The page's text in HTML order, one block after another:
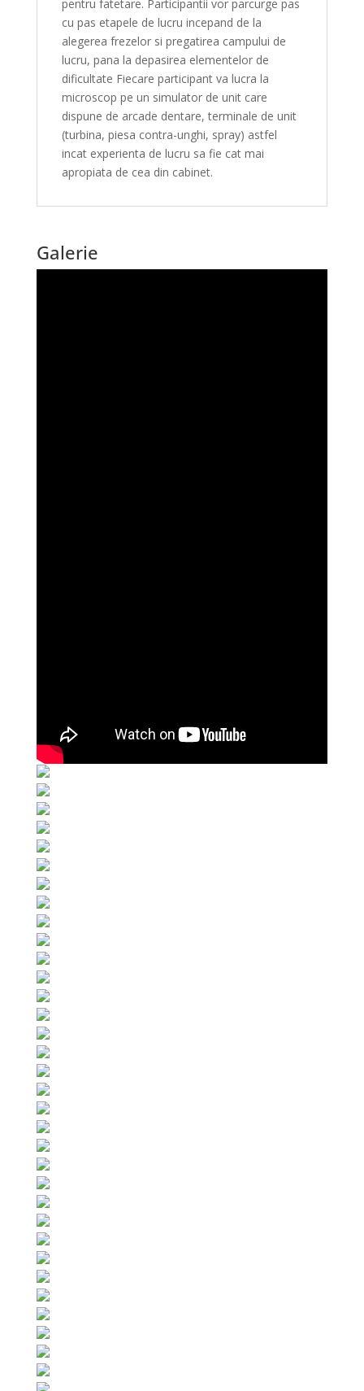
pentru fatetare. Participantii vor parcurge pas
cu pas etapele de lucru incepand de la
alegerea frezelor si pregatirea campului de
lucru, pana la depasirea elementelor de
dificultate Fiecare participant va lucra la
microscop pe un simulator de unit care
dispune de arcade dentare, terminale de unit
(turbina, piesa contra-unghi, spray) astfel
incat experienta de lucru sa fie cat mai
apropiata de cea din cabinet.
Galerie